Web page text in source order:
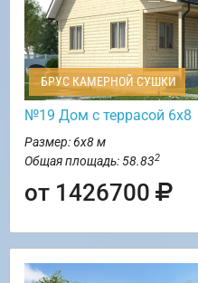
БРУС КАМЕРНОЙ СУШКИ
№19 Дом с террасой 6х8
Размер: 6х8 м
Общая площадь: 58.832
от 1426700